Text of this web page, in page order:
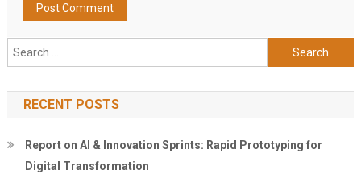
Search
for:
RECENT POSTS
Report on AI & Innovation Sprints: Rapid Prototyping for
Digital Transformation